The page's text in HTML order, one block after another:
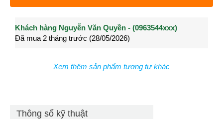
Khách hàng Nguyễn Văn Quyền - (0963544xxx)
Đã mua 2 tháng trước (28/05/2026)
Khách hàng Nguyễn Thành Long - (0902021xxx)
Đã mua 3 tháng trước (27/04/2026)
Xem thêm sản phẩm tương tự khác
Thông số kỹ thuật